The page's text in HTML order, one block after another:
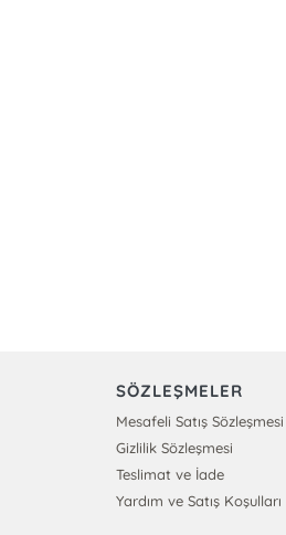
SÖZLEŞMELER
Mesafeli Satış Sözleşmesi
Gizlilik Sözleşmesi
Teslimat ve İade
Yardım ve Satış Koşulları